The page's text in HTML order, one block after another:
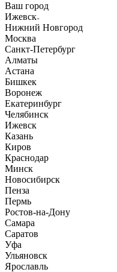
Ваш город
Ижевск
Нижний Новгород
Москва
Санкт-Петербург
Алматы
Астана
Бишкек
Воронеж
Екатеринбург
Челябинск
Ижевск
Казань
Киров
Краснодар
Минск
Новосибирск
Пенза
Пермь
Ростов-на-Дону
Самара
Саратов
Уфа
Ульяновск
Ярославль